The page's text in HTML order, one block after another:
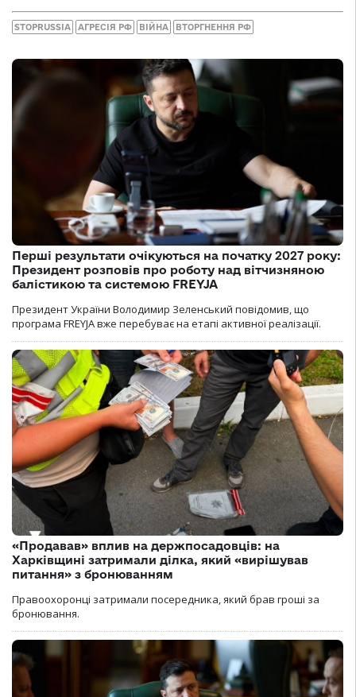
STOPRUSSIA АГРЕСІЯ РФ ВІЙНА ВТОРГНЕННЯ РФ
Перші результати очікуються на початку 2027 року:
Президент розповів про роботу над вітчизняною
балістикою та системою FREYJA
Президент України Володимир Зеленський повідомив, що
програма FREYJA вже перебуває на етапі активної реалізації.
«Продавав» вплив на держпосадовців: на
Харківщині затримали ділка, який «вирішував
питання» з бронюванням
Правоохоронці затримали посередника, який брав гроші за
бронювання.